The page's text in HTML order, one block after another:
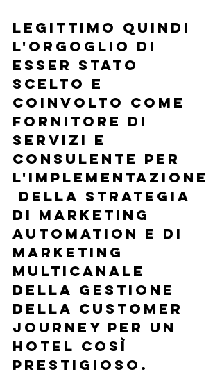
Legittimo quindi
l'orgoglio di
esser stato
scelto e
coinvolto come
fornitore di
servizi e
consulente per
l'implementazione
della strategia
di marketing
automation e di
marketing
multicanale
della gestione
della customer
journey per un
hotel così
prestigioso.